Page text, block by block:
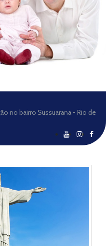
no bairro Sussuarana - Rio de